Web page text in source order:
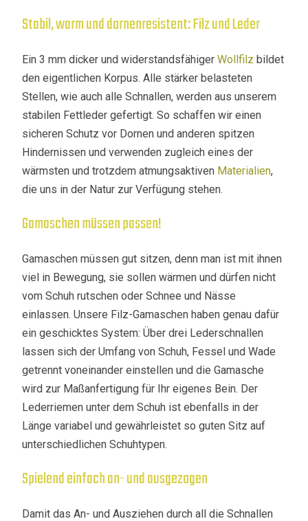
Stabil, warm und dornenresistent: Filz und Leder
Ein 3 mm dicker und widerstandsfähigerWollfilz bildet
den eigentlichen Korpus. Alle stärker belasteten
Stellen, wie auch alle Schnallen, werden aus unserem
stabilen Fettleder gefertigt. So schaffen wir einen
sicheren Schutz vor Dornen und anderen spitzen
Hindernissen und verwenden zugleich eines der
wärmsten und trotzdem atmungsaktiven Materialien,
die uns in der Natur zur Verfügung stehen.
Gamaschen müssen passen!
Gamaschen müssen gut sitzen, denn man ist mit ihnen
viel in Bewegung, sie sollen wärmen und dürfen nicht
vom Schuh rutschen oder Schnee und Nässe
einlassen. Unsere Filz-Gamaschen haben genau dafür
ein geschicktes System: Über drei Lederschnallen
lassen sich der Umfang von Schuh, Fessel und Wade
getrennt voneinander einstellen und die Gamasche
wird zur Maßanfertigung für Ihr eigenes Bein. Der
Lederriemen unter dem Schuh ist ebenfalls in der
Länge variabel und gewährleistet so guten Sitz auf
unterschiedlichen Schuhtypen.
Spielend einfach an- und ausgezogen
Damit das An- und Ausziehen durch all die Schnallen